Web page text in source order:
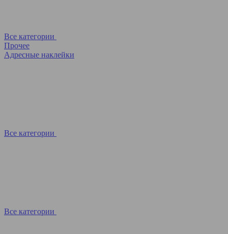
Все категории
Прочее
Адресные наклейки
Все категории
Все категории